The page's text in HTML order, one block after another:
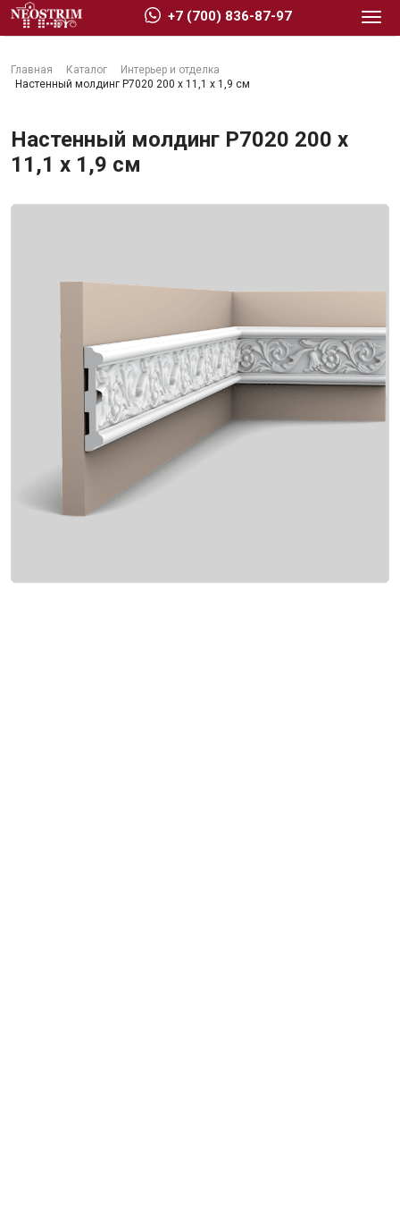
Главная Каталог
Интерьер и отделка
Настенный молдинг P7020 200 x 11,1 x 1,9 см
Настенный молдинг P7020 200 x
11,1 x 1,9 см
+7 (700) 836-87-97
Стройматериалы
Кровельные материалы
Интерьер и отделка
Лакокрасочные материалы
Клеи, жидкие гвозди